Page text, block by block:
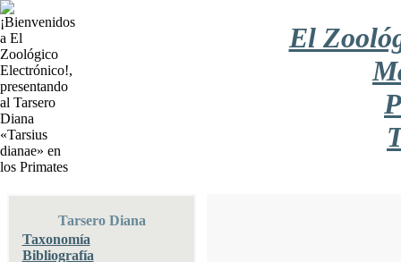
El
Tarsero Diana
Taxonomía
Bibliografía